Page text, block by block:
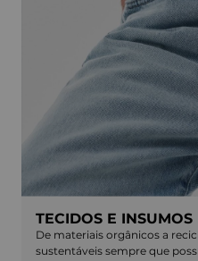
SLIMMY BLACK
R$ 2.029,00
Em até6x R$ 338,16sem juros
NOSSO DIFERENCIAL